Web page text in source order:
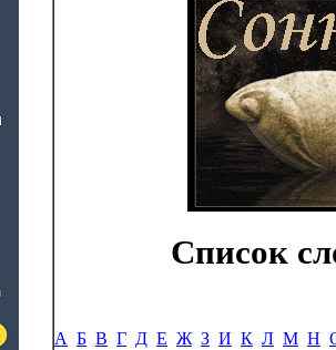
Список
А Б В Г Д Е Ж З И К Л М Н